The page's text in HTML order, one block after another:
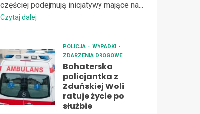
częściej podejmują inicjatywy mające na...
Czytaj dalej
POLICJA
WYPADKI
ZDARZENIA DROGOWE
Bohaterska
policjantka z
Zduńskiej Woli
ratuje życie po
służbie